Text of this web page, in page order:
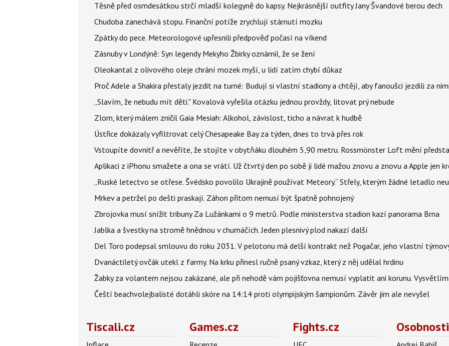
Těsně před osmdesátkou strčí mladší kolegyně do kapsy. Nejkrásnější outfity Jany Švandové berou dech
Chudoba zanechává stopu. Finanční potíže zrychlují stárnutí mozku
Zpátky do pece. Meteorologové upřesnili předpověď počasí na víkend
Zásnuby v Londýně: Syn legendy Mekyho Žbirky oznámil, že se žení
Oleokantal z olivového oleje chrání mozek myší, u lidí zatím chybí důkaz
Proč Adele a Shakira přestaly jezdit na turné: Budují si vlastní stadiony a chtějí, aby fanoušci jezdili za
„Slavím, že nebudu mít děti." Kovalová vyřešila otázku jednou provždy, litovat prý nebude
Zlom, který málem zničil Gaia Mesiah: Alkohol, závislost, ticho a návrat k hudbě
Ústřice dokázaly vyfiltrovat celý Chesapeake Bay za týden, dnes to trvá přes rok
Vstoupíte dovnitř a nevěříte, že stojíte v obytňáku dlouhém 5,90 metru. Rossmönster Loft mění
Aplikaci z iPhonu smažete a ona se vrátí. Už čtvrtý den po sobě ji lidé mažou znovu a znovu a Apple jen
„Ruské letectvo se otřese. Švédsko povolilo Ukrajině používat Meteory.“ Střely, kterým žádné letadlo
Mrkev a petržel po dešti praskají. Záhon přitom nemusí být špatně pohnojený
Zbrojovka musí snížit tribuny Za Lužánkami o 9 metrů. Podle ministerstva stadion kazí panorama Brna
Jablka a švestky na stromě hnědnou v chumáčích. Jeden plesnivý plod nakazí další
Del Toro podepsal smlouvu do roku 2031. V pelotonu má delší kontrakt než Pogačar, jeho vlastní
Dvanáctiletý ovčák utekl z farmy. Na krku přinesl ručně psaný vzkaz, který z něj udělal hrdinu
Žabky za volantem nejsou zakázané, ale při nehodě vám pojišťovna nemusí vyplatit ani korunu.
Čeští beachvolejbalisté dotáhli skóre na 14:14 proti olympijským šampionům. Závěr jim ale nevyšel
Tiscali.cz Games.cz Fights.cz